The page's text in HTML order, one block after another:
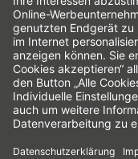
Profilschienenführungen
Kugelgewindetriebe
Antriebsverstärker
Wellgetriebe
Torquemotoren
Linearmotoren
Dispensen/Dispensieren